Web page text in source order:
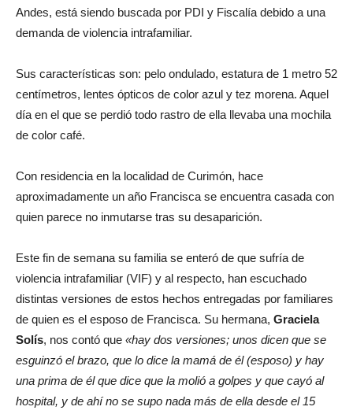
Andes, está siendo buscada por PDI y Fiscalía debido a una
demanda de violencia intrafamiliar.
Sus características son: pelo ondulado, estatura de 1 metro 52
centímetros, lentes ópticos de color azul y tez morena. Aquel
día en el que se perdió todo rastro de ella llevaba una mochila
de color café.
Con residencia en la localidad de Curimón, hace
aproximadamente un año Francisca se encuentra casada con
quien parece no inmutarse tras su desaparición.
Este fin de semana su familia se enteró de que sufría de
violencia intrafamiliar (VIF) y al respecto, han escuchado
distintas versiones de estos hechos entregadas por familiares
de quien es el esposo de Francisca. Su hermana, Graciela
Solís, nos contó que «hay dos versiones; unos dicen que se
esguinzó el brazo, que lo dice la mamá de él (esposo) y hay
una prima de él que dice que la molió a golpes y que cayó al
hospital, y de ahí no se supo nada más de ella desde el 15